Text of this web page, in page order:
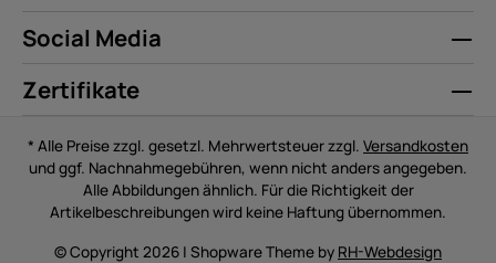
Social Media
Zertifikate
* Alle Preise zzgl. gesetzl. Mehrwertsteuer zzgl. Versandkosten
und ggf. Nachnahmegebühren, wenn nicht anders angegeben.
Alle Abbildungen ähnlich. Für die Richtigkeit der
Artikelbeschreibungen wird keine Haftung übernommen.
© Copyright 2026 | Shopware Theme by RH-Webdesign